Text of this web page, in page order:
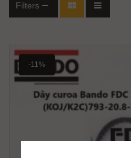
Filters
-11%